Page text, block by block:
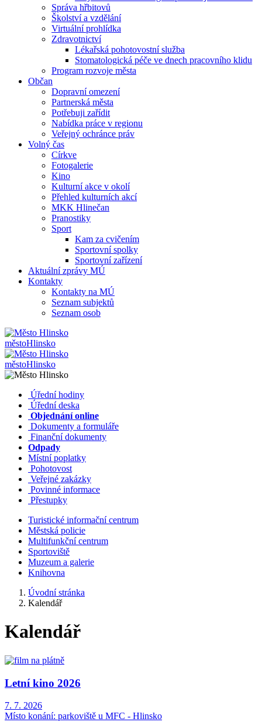
Správa hřbitovů
Školství a vzdělání
Virtuální prohlídka
Zdravotnictví
Lékařská pohotovostní služba
Stomatologická péče ve dnech pracovního klidu
Program rozvoje města
Občan
Dopravní omezení
Partnerská města
Potřebuji zařídit
Nabídka práce v regionu
Veřejný ochránce práv
Volný čas
Církve
Fotogalerie
Kino
Kulturní akce v okolí
Přehled kulturních akcí
MKK Hlinečan
Pranostiky
Sport
Kam za cvičením
Sportovní spolky
Sportovní zařízení
Aktuální zprávy MÚ
Kontakty
Kontakty na MÚ
Seznam subjektů
Seznam osob
městoHlinsko
městoHlinsko
Úřední hodiny
Úřední deska
Objednání online
Dokumenty a formuláře
Finanční dokumenty
Odpady
Místní poplatky
Pohotovost
Veřejné zakázky
Povinné informace
Přestupky
Turistické informační centrum
Městská policie
Multifunkční centrum
Sportoviště
Muzeum a galerie
Knihovna
Úvodní stránka
Kalendář
Kalendář
Letní kino 2026
7. 7. 2026
Místo konání: parkoviště u MFC - Hlinsko